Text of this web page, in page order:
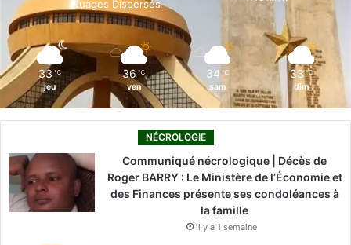
k
n
Nuages Dispersés
33 ℃
jeu
36 ℃
ven
34 ℃
sam
33 ℃
dim
NÉCROLOGIE
Communiqué nécrologique | Décès de
Roger BARRY : Le Ministère de l’Économie et
des Finances présente ses condoléances à
la famille
il y a 1 semaine